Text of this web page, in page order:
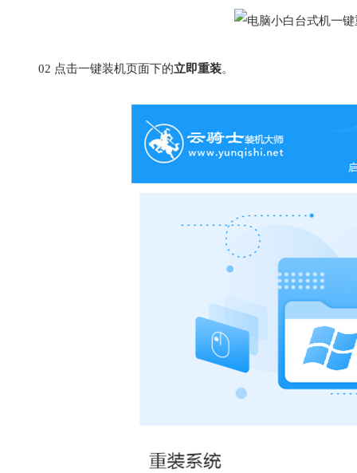
02 点击一键装机页面下的立即重装。